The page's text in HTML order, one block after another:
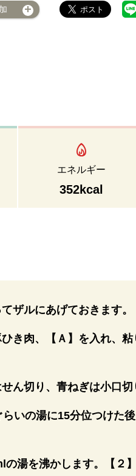
エネルギー
352kcal
ザルにあげておきます。
ひき肉、【Ａ】を入れ、
せん切り、青ねぎは小口切
らいの湯に15分位つけた
の湯を沸かします。【２